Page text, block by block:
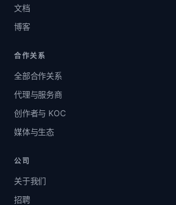
文档
博客
合作关系
全部合作关系
代理与服务商
创作者与 KOC
媒体与生态
公司
关于我们
招聘